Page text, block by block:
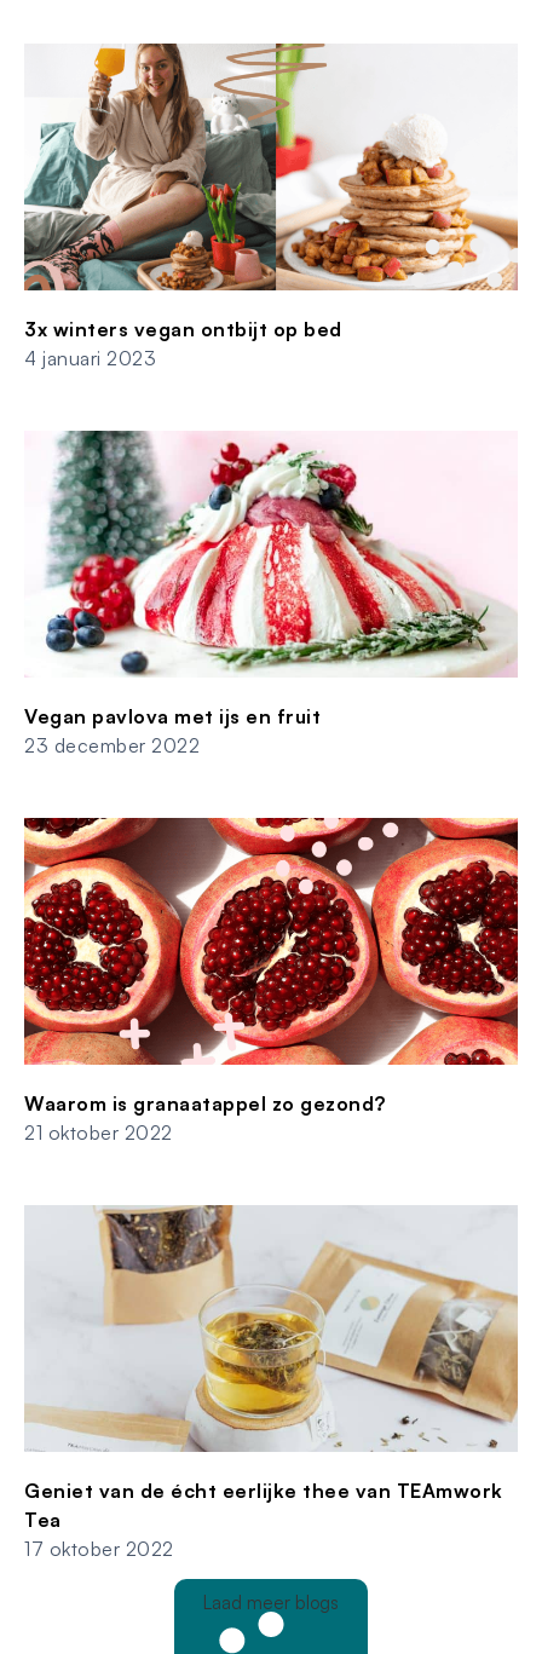
3x winters vegan ontbijt op bed
4 januari 2023
Vegan pavlova met ijs en fruit
23 december 2022
Waarom is granaatappel zo gezond?
21 oktober 2022
Geniet van de écht eerlijke thee van TEAmwork
Tea
17 oktober 2022
Laad meer blogs